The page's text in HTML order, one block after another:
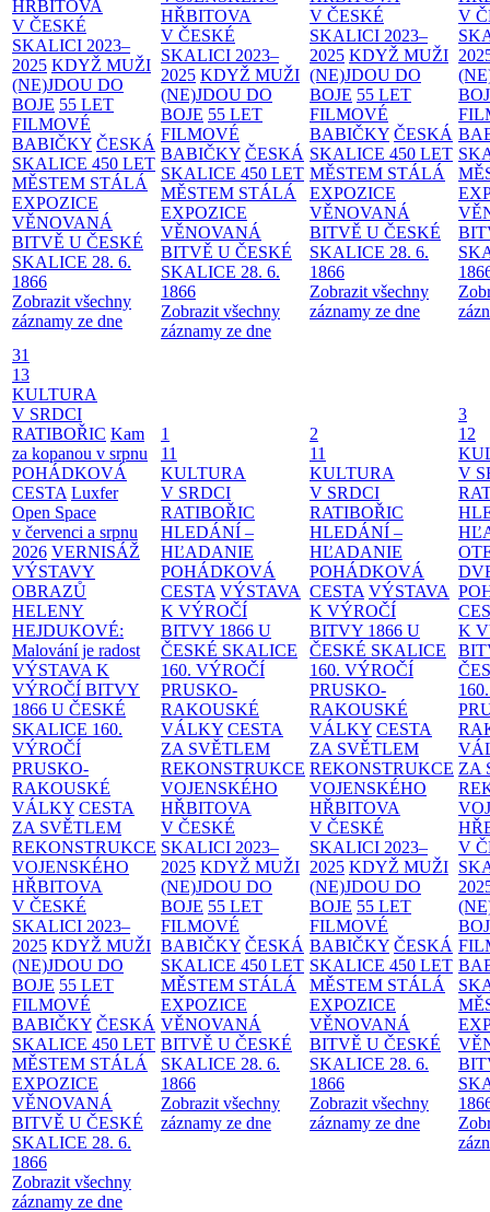
HŘBITOVA
V ČESKÉ
SKALICI 2023–
2025 KDYŽ MUŽI
(NE)JDOU DO
BOJE 55 LET
FILMOVÉ
BABIČKY ČESKÁ
SKALICE 450 LET
MĚSTEM STÁLÁ
EXPOZICE
VĚNOVANÁ
BITVĚ U ČESKÉ
SKALICE 28. 6.
1866
Zobrazit všechny
záznamy ze dne
HŘBITOVA
V ČESKÉ
SKALICI 2023–
2025 KDYŽ MUŽI
(NE)JDOU DO
BOJE 55 LET
FILMOVÉ
BABIČKY ČESKÁ
SKALICE 450 LET
MĚSTEM STÁLÁ
EXPOZICE
VĚNOVANÁ
BITVĚ U ČESKÉ
SKALICE 28. 6.
1866
Zobrazit všechny
záznamy ze dne
V ČESKÉ
SKALICI 2023–
2025 KDYŽ MUŽI
(NE)JDOU DO
BOJE 55 LET
FILMOVÉ
BABIČKY ČESKÁ
SKALICE 450 LET
MĚSTEM STÁLÁ
EXPOZICE
VĚNOVANÁ
BITVĚ U ČESKÉ
SKALICE 28. 6.
1866
Zobrazit všechny
záznamy ze dne
V
31
13
KULTURA
V SRDCI
RATIBOŘIC Kam
za kopanou v srpnu
POHÁDKOVÁ
CESTA Luxfer
Open Space
v červenci a srpnu
2026 VERNISÁŽ
VÝSTAVY
OBRAZŮ
HELENY
HEJDUKOVÉ:
Malování je radost
VÝSTAVA K
VÝROČÍ BITVY
1866 U ČESKÉ
SKALICE 160.
VÝROČÍ
PRUSKO-
RAKOUSKÉ
VÁLKY CESTA
ZA SVĚTLEM
REKONSTRUKCE
VOJENSKÉHO
HŘBITOVA
V ČESKÉ
SKALICI 2023–
2025 KDYŽ MUŽI
(NE)JDOU DO
BOJE 55 LET
FILMOVÉ
BABIČKY ČESKÁ
SKALICE 450 LET
MĚSTEM STÁLÁ
EXPOZICE
VĚNOVANÁ
BITVĚ U ČESKÉ
SKALICE 28. 6.
1866
Zobrazit všechny
záznamy ze dne
1
11
KULTURA
V SRDCI
RATIBOŘIC
HLEDÁNÍ –
HĽADANIE
POHÁDKOVÁ
CESTA VÝSTAVA
K VÝROČÍ
BITVY 1866 U
ČESKÉ SKALICE
160. VÝROČÍ
PRUSKO-
RAKOUSKÉ
VÁLKY CESTA
ZA SVĚTLEM
REKONSTRUKCE
VOJENSKÉHO
HŘBITOVA
V ČESKÉ
SKALICI 2023–
2025 KDYŽ MUŽI
(NE)JDOU DO
BOJE 55 LET
FILMOVÉ
BABIČKY ČESKÁ
SKALICE 450 LET
MĚSTEM STÁLÁ
EXPOZICE
VĚNOVANÁ
BITVĚ U ČESKÉ
SKALICE 28. 6.
1866
Zobrazit všechny
záznamy ze dne
2
11
KULTURA
V SRDCI
RATIBOŘIC
HLEDÁNÍ –
HĽADANIE
POHÁDKOVÁ
CESTA VÝSTAVA
K VÝROČÍ
BITVY 1866 U
ČESKÉ SKALICE
160. VÝROČÍ
PRUSKO-
RAKOUSKÉ
VÁLKY CESTA
ZA SVĚTLEM
REKONSTRUKCE
VOJENSKÉHO
HŘBITOVA
V ČESKÉ
SKALICI 2023–
2025 KDYŽ MUŽI
(NE)JDOU DO
BOJE 55 LET
FILMOVÉ
BABIČKY ČESKÁ
SKALICE 450 LET
MĚSTEM STÁLÁ
EXPOZICE
VĚNOVANÁ
BITVĚ U ČESKÉ
SKALICE 28. 6.
1866
Zobrazit všechny
záznamy ze dne
3
12
V
K
ZA
V